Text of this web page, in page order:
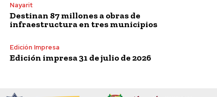
Nayarit
Destinan 87 millones a obras de
infraestructura en tres municipios
Edición Impresa
Edición impresa 31 de julio de 2026